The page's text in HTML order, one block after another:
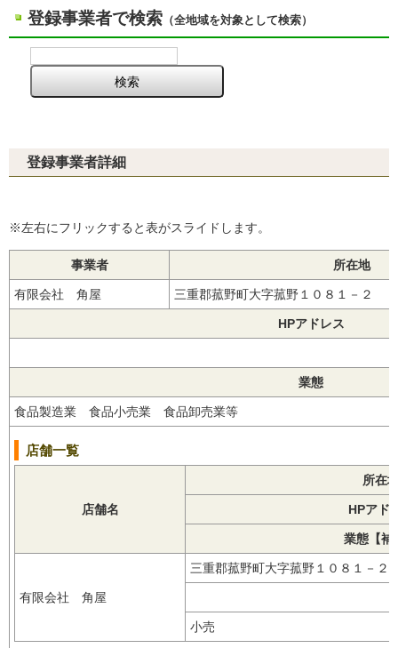
登録事業者で検索 （全地域を対象として検索）
登録事業者詳細
※左右にフリックすると表がスライドします。
事業者 所在地
有限会社 角屋 三重郡菰野町大字菰野１０８１－２
HPアドレス
業態
食品製造業 食品小売業 食品卸売業等
店舗一覧
店舗名
所在
HPアド
業態【補
有限会社 角屋
三重郡菰野町大字菰野１０８１－
小売